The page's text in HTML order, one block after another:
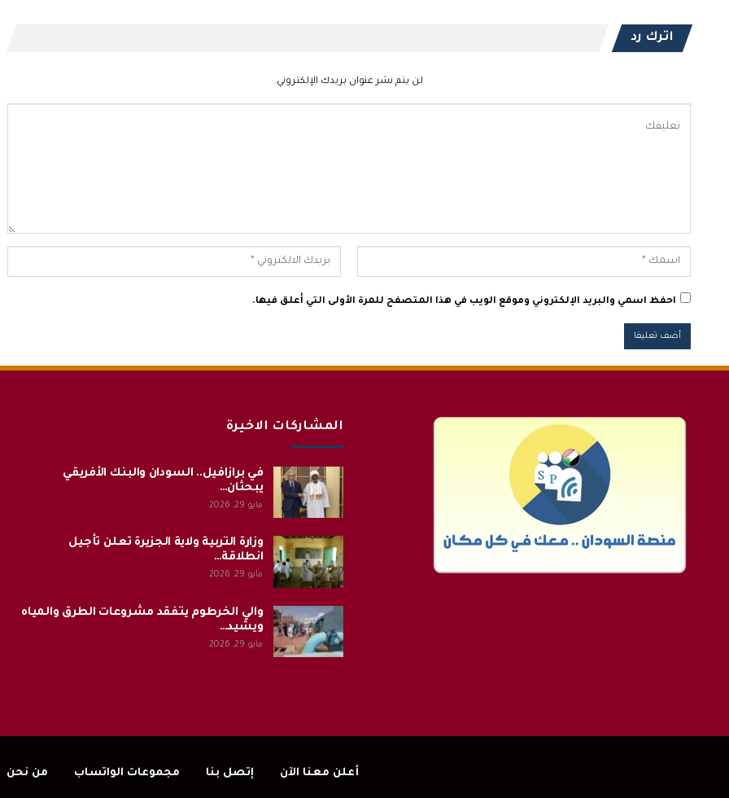
اترك رد
لن يتم نشر عنوان بريدك الإلكتروني.
احفظ اسمي والبريد الإلكتروني وموقع الويب في هذا المتصفح للمرة الأولى التي أعلق فيها.
المشاركات الاخيرة
في برازافيل.. السودان والبنك الأفريقي
يبحثان…
مايو 29, 2026
وزارة التربية ولاية الجزيرة تعلن تأجيل
انطلاقة…
مايو 29, 2026
والي الخرطوم يتفقد مشروعات الطرق والمياه
ويشيد…
مايو 29, 2026
أعلن معنا الآن إتصل بنا مجموعات الواتساب من نحن